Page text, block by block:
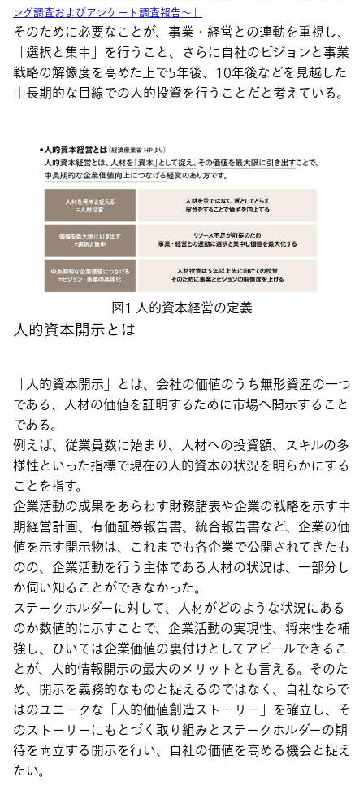
ング調査およびアンケート調査報告～」
そのために必要なことが、事業・経営との連動を重視し、
「選択と集中」を行うこと、さらに自社のビジョンと事業
戦略の解像度を高めた上で5年後、10年後などを見越した
中長期的な目線での人的投資を行うことだと考えている。
図1 人的資本経営の定義
人的資本開示とは
「人的資本開示」とは、会社の価値のうち無形資産の一つ
である、人材の価値を証明するために市場へ開示すること
である。
例えば、従業員数に始まり、人材への投資額、スキルの多
様性といった指標で現在の人的資本の状況を明らかにする
ことを指す。
企業活動の成果をあらわす財務諸表や企業の戦略を示す中
期経営計画、有価証券報告書、統合報告書など、企業の価
値を示す開示物は、これまでも各企業で公開されてきたも
のの、企業活動を行う主体である人材の状況は、一部分し
か伺い知ることができなかった。
ステークホルダーに対して、人材がどのような状況にある
のか数値的に示すことで、企業活動の実現性、将来性を補
強し、ひいては企業価値の裏付けとしてアピールできるこ
とが、人的情報開示の最大のメリットとも言える。そのた
め、開示を義務的なものと捉えるのではなく、自社ならで
はのユニークな「人的価値創造ストーリー」を確立し、そ
のストーリーにもとづく取り組みとステークホルダーの期
待を両立する開示を行い、自社の価値を高める機会と捉え
たい。